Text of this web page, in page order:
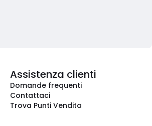
Assistenza clienti
Domande frequenti
Contattaci
Trova Punti Vendita